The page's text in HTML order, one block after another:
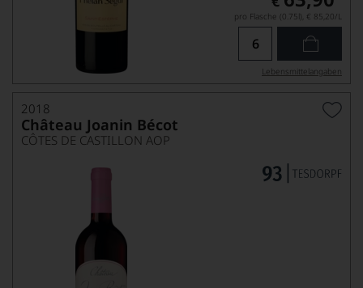
pro Flasche (0.75l), € 85,20/L
Lebensmittel­angaben
2018
Château Joanin Bécot
CÔTES DE CASTILLON AOP